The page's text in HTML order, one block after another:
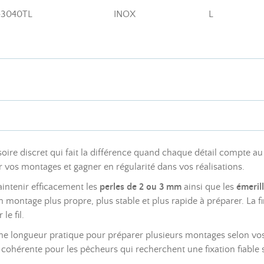
INOX L
discret qui fait la différence quand chaque détail compte
montages et gagner en régularité dans vos réalisations.
efficacement les perles de 2 ou 3 mm ainsi que les
montage plus propre, plus stable et plus rapide à préparer. La
le fil.
longueur pratique pour préparer plusieurs montages selon
pour les pêcheurs qui recherchent une fixation fiable